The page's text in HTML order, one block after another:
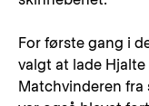
For første gang i
valgt at lade
Matchvinderen fra